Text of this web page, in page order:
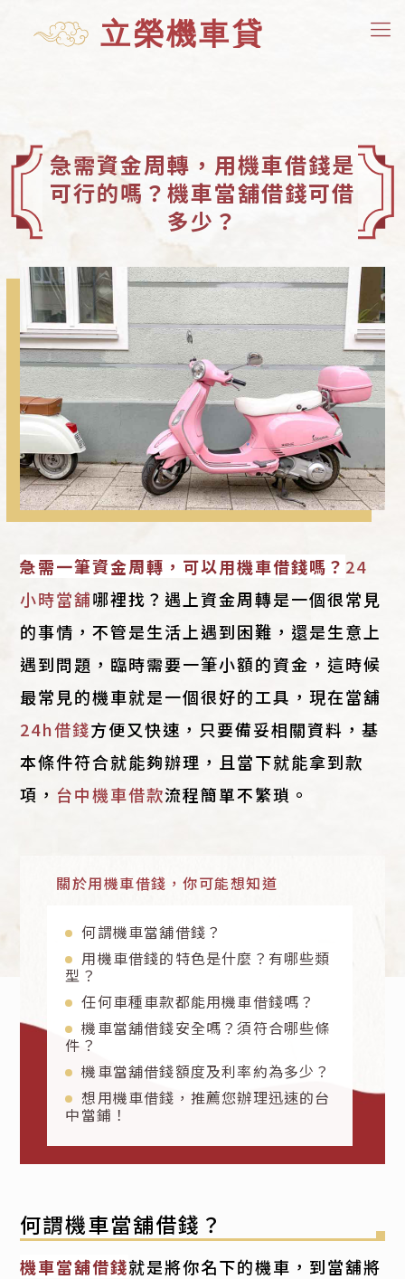
急需資金周轉，用機車借錢是
可行的嗎？機車當舖借錢可借
多少？
急需一筆資金周轉，可以用機車借錢嗎？ 24
小時當舖哪裡找？遇上資金周轉是一個很常見
的事情，不管是生活上遇到困難，還是生意上
遇到問題，臨時需要一筆小額的資金，這時候
最常見的機車就是一個很好的工具，現在當舖
24h借錢方便又快速，只要備妥相關資料，基
本條件符合就能夠辦理，且當下就能拿到款
項， 台中機車借款流程簡單不繁瑣。
關於用機車借錢，你可能想知道
何謂機車當舖借錢？
用機車借錢的特色是什麼？有哪些類
型？
任何車種車款都能用機車借錢嗎？
機車當舖借錢安全嗎？須符合哪些條
件？
機車當舖借錢額度及利率約為多少？
想用機車借錢，推薦您辦理迅速的台
中當鋪！
何謂機車當舖借錢？
機車當舖借錢就是將你名下的機車，到當舖將